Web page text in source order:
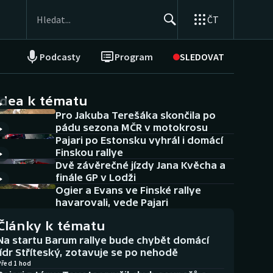
ČT
Podcasty Program SLEDOVAT
NEPŘEHLÉDNĚTE
Historické návraty
Aplikace ČT sport
AZ kvíz
k tématu
Pro Jakuba Terešáka skončila po
pádu sezona MČR v motokrosu
Pajari po Estonsku vyhrál i domácí
Finskou rallye
Dvě závěrečné jízdy Jana Kvěcha a
finále GP v Lodži
Ogier a Evans ve Finské rallye
havarovali, vede Pajari
k tématu
startu Barum rallye bude chybět domácí
Stříteský, zotavuje se po nehodě
1 hod